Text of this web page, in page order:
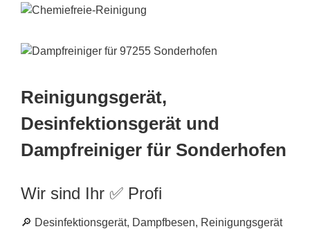
Reinigungsgerät,
Desinfektionsgerät und
Dampfreiniger für Sonderhofen
Wir sind Ihr ✅ Profi
🔎 Desinfektionsgerät, Dampfbesen, Reinigungsgerät